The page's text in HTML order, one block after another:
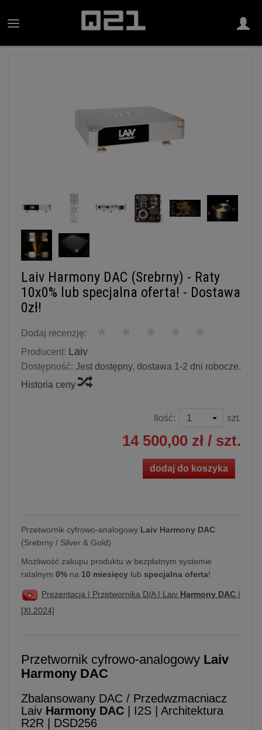
Laiv Harmony DAC (Srebrny) - Raty
10x0% lub specjalna oferta! - Dostawa
0zł!
Dodaj recenzję:
Producent: Laiv
Dostępność: Jest dostępny, dostawa 1-2 dni robocze.
Historia ceny
Ilość: szt.
14 500,00 zł / szt.
dodaj do koszyka
Przetwornik cyfrowo-analogowy Laiv Harmony DAC
(Srebrny / Silver & Gold)
Możliwość zakupu produktu w bezpłatnym systemie
ratalnym 0% na 10 miesięcy lub specjalna oferta!
Prezentacja | Przetwornika D/A | Laiv Harmony DAC |
[XI.2024]
Przetwornik cyfrowo-analogowy Laiv
Harmony DAC
Zbalansowany DAC / Przedwzmacniacz
Laiv Harmony DAC | I2S | Architektura
R2R | DSD256